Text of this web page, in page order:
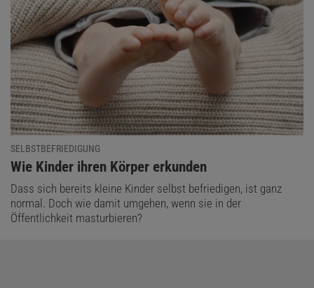
SELBSTBEFRIEDIGUNG
:
Wie Kinder ihren Körper erkunden
Dass sich bereits kleine Kinder selbst befriedigen, ist ganz
normal. Doch wie damit umgehen, wenn sie in der
Öffentlichkeit masturbieren?